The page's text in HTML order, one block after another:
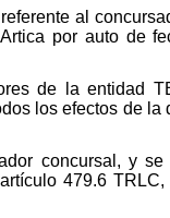
al
por auto de
de la entidad
los efectos de
concursal, y
479.6